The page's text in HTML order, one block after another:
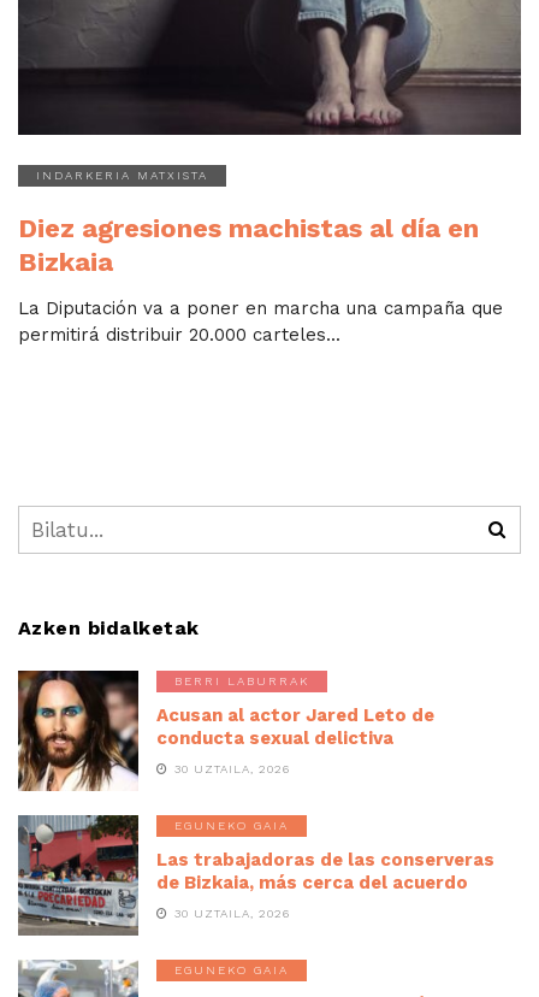
INDARKERIA MATXISTA
Diez agresiones machistas al día en
Bizkaia
La Diputación va a poner en marcha una campaña que
permitirá distribuir 20.000 carteles...
Azken bidalketak
BERRI LABURRAK
Acusan al actor Jared Leto de
conducta sexual delictiva
30 UZTAILA, 2026
EGUNEKO GAIA
Las trabajadoras de las conserveras
de Bizkaia, más cerca del acuerdo
30 UZTAILA, 2026
EGUNEKO GAIA